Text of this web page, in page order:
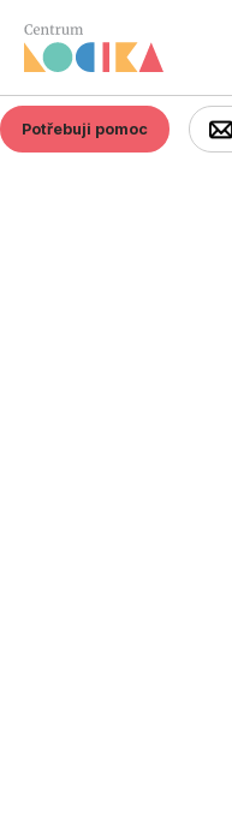
Potřebuji pomoc